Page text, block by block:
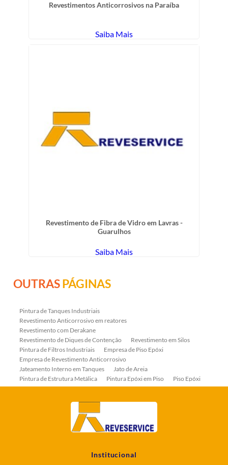
Revestimentos Anticorrosivos na Paraíba
Saiba Mais
Revestimento de Fibra de Vidro em Lavras -
Guarulhos
Saiba Mais
OUTRASPÁGINAS
Pintura de Tanques Industriais
Revestimento Anticorrosivo em reatores
Revestimento com Derakane
Revestimento de Diques de Contenção
Revestimento em Silos
Pintura de Filtros Industriais
Empresa de Piso Epóxi
Empresa de Revestimento Anticorrosivo
Jateamento Interno em Tanques
Jato de Areia
Pintura de Estrutura Metálica
Pintura Epóxi em Piso
Piso Epóxi
Piso Epóxi Autonivelante
Revestimento E-coat em Serpentinas
Revestimentos Anticorrosivos em Trocadores de Calor
Revestimentos em Tanques
Revestimentos Fenólicos
Empresa Jateamento Abrasivo
Jateamento Abrasivo
Institucional